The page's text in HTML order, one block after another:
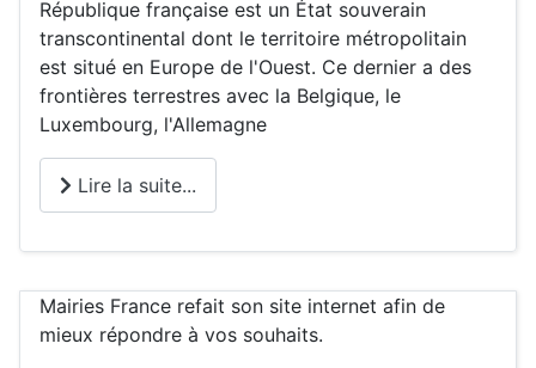
République française est un État souverain
transcontinental dont le territoire métropolitain
est situé en Europe de l'Ouest. Ce dernier a des
frontières terrestres avec la Belgique, le
Luxembourg, l'Allemagne
Lire la suite...
Mairies France refait son site internet afin de
mieux répondre à vos souhaits.